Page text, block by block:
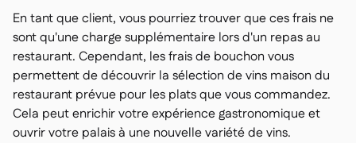
En tant que client, vous pourriez trouver que ces frais ne
sont qu'une charge supplémentaire lors d'un repas au
restaurant. Cependant, les frais de bouchon vous
permettent de découvrir la sélection de vins maison du
restaurant prévue pour les plats que vous commandez.
Cela peut enrichir votre expérience gastronomique et
ouvrir votre palais à une nouvelle variété de vins.